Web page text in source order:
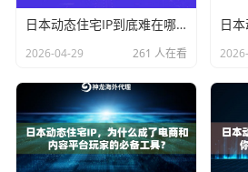
动态住宅IP的核心价值就是"真实
庭用户的宽带网络，对平台来说跟
区别。日本的平台反爬机制在识别
较完善，所以如果你用的是质量差
样会失效。
日本动态住宅IP到底难在哪？做跨境数据采集的人都懂
2026-04-29 261 人在看